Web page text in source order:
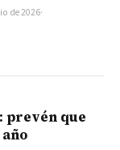
de 2026·
prevén que